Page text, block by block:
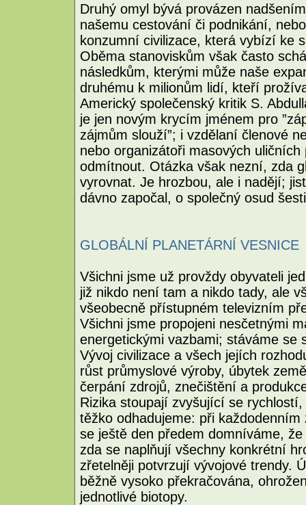
Druhý omyl bývá provázen
našemu cestování či podnikání,
konzumní civilizace, která vybízí ke
Oběma stanoviskům však často
následkům, kterými může naše
druhému k milionům lidí, kteří
Americký společenský kritik S.
je jen novým krycím jménem pro
zájmům slouží”; i vzdělaní členové
nebo organizátoři masových
odmítnout. Otázka však nezní, zda
vyrovnat. Je hrozbou, ale i nadějí;
dávno započal, o společný osud
GLOBÁLNÍ PLANETÁRNÍ VESNICE
Všichni jsme už provždy obyvateli
již nikdo není tam a nikdo tady, ale
všeobecně přístupném televizním
Všichni jsme propojeni nesčetnými
energetickými vazbami; stáváme se
Vývoj civilizace a všech jejích
růst průmyslové výroby, úbytek
čerpání zdrojů, znečištění a
Rizika stoupají zvyšující se
těžko odhadujeme: při
se ještě den předem domníváme,
zda se naplňují všechny konkrétní
zřetelněji potvrzují vývojové trendy.
běžně vysoko překračována,
jednotlivé biotopy.